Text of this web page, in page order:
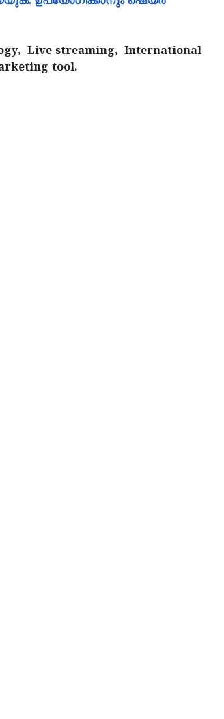
Live streaming, International
tool.